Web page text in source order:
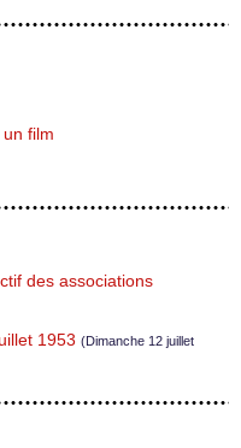
film
des associations
1953 (Dimanche 12 juillet